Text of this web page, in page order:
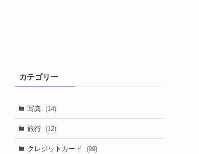
カテゴリー
写真 (14)
旅行 (12)
クレジットカード (99)